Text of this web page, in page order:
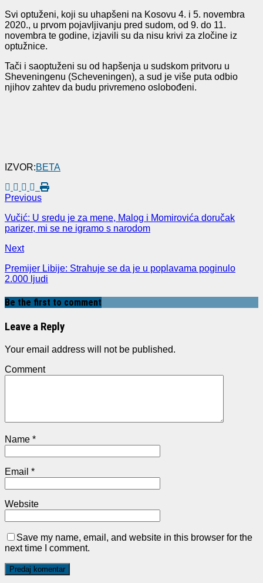
Svi optuženi, koji su uhapšeni na Kosovu 4. i 5. novembra
2020., u prvom pojavljivanju pred sudom, od 9. do 11.
novembra te godine, izjavili su da nisu krivi za zločine iz
optužnice.
Tači i saoptuženi su od hapšenja u sudskom pritvoru u
Sheveningenu (Scheveningen), a sud je više puta odbio
njihov zahtev da budu privremeno oslobođeni.
IZVOR:BETA
Previous
Vučić: U sredu je za mene, Malog i Momirovića doručak
parizer, mi se ne igramo s narodom
Next
Premijer Libije: Strahuje se da je u poplavama poginulo
2.000 ljudi
Be the first to comment
Leave a Reply
Your email address will not be published.
Comment
Name *
Email *
Website
Save my name, email, and website in this browser for the
next time I comment.